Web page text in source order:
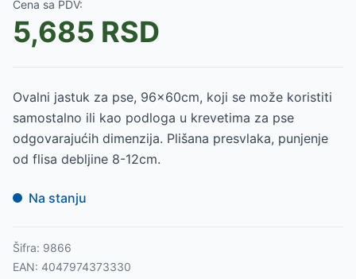
Cena sa PDV:
5,685 RSD
Ovalni jastuk za pse, 96x60cm, koji se može koristiti
samostalno ili kao podloga u krevetima za pse
odgovarajućih dimenzija. Plišana presvlaka, punjenje
od flisa debljine 8-12cm.
Na stanju
Šifra: 9866
EAN: 4047974373330